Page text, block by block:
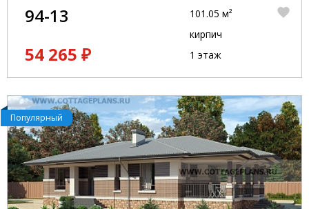
94-13
54 265 ₽
101.05 м²
кирпич
1 этаж
Популярный